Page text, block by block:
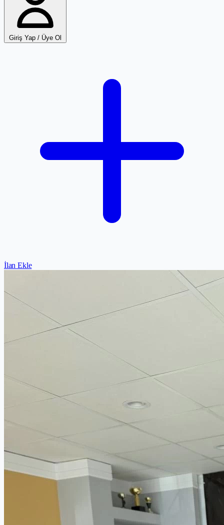
Giriş Yap / Üye Ol
İlan Ekle